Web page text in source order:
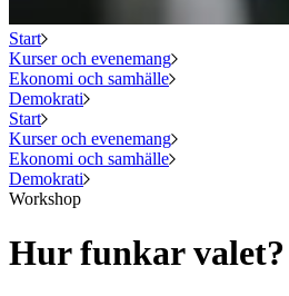
Start
Kurser och evenemang
Ekonomi och samhälle
Demokrati
Start
Kurser och evenemang
Ekonomi och samhälle
Demokrati
Workshop
Hur funkar valet?